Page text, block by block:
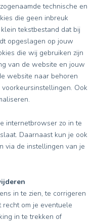
technische en
die geen inbreuk
tekstbestand dat bij
opgeslagen op jouw
die wij gebruiken zijn
van de website en jouw
website naar behoren
Ook
internetbrowser zo in te
Daarnaast kun je ook
via de instellingen van je
in te zien, te corrigeren
om je eventuele
in te trekken of